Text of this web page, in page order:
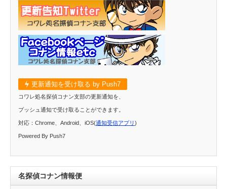
更新通知を受け取る by Push7
コワレ処名探偵コナン支部の更新通知を、
プッシュ通知で受け取ることができます。
対応：Chrome、Android、iOS(通知受信アプリ )
Powered By Push7
名探偵コナン情報便